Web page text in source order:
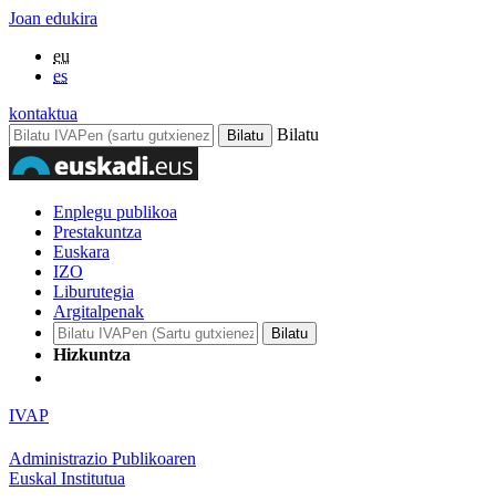
Joan edukira
eu
es
kontaktua
Bilatu
Enplegu publikoa
Prestakuntza
Euskara
IZO
Liburutegia
Argitalpenak
Hizkuntza
IVAP
Administrazio Publikoaren
Euskal Institutua